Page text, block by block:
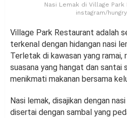
Nasi Lemak di Village Park
instagram/
Village Park Restaurant adalah
terkenal dengan hidangan nasi
Terletak di kawasan yang ramai,
suasana yang hangat dan santai
menikmati makanan bersama
Nasi lemak, disajikan dengan
disertai dengan sambal yang